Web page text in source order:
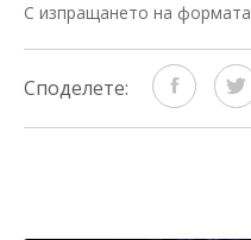
С изпращането на формата
Споделете: